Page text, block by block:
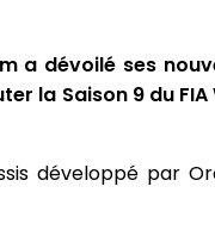
a dévoilé ses
la Saison 9 du FIA
développé par